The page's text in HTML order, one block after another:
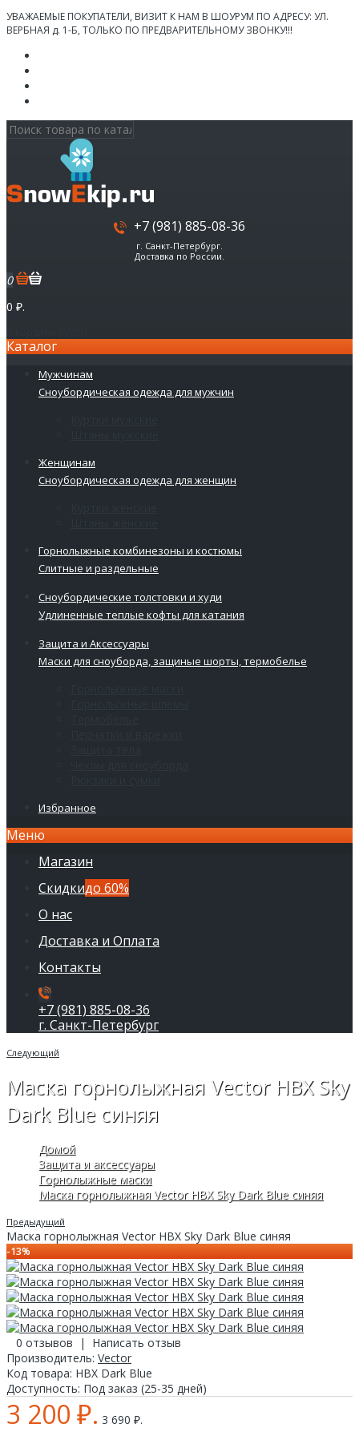
УВАЖАЕМЫЕ ПОКУПАТЕЛИ, ВИЗИТ К НАМ В ШОУРУМ ПО АДРЕСУ: УЛ.
ВЕРБНАЯ д. 1-Б, ТОЛЬКО ПО ПРЕДВАРИТЕЛЬНОМУ ЗВОНКУ!!!
+7 (981) 885-08-36
г. Санкт-Петербург.
Доставка по России.
0
0 ₽.
Каталог
Мужчинам
Сноубордическая одежда для мужчин
Женщинам
Сноубордическая одежда для женщин
Горнолыжные комбинезоны и костюмы
Слитные и раздельные
Сноубордические толстовки и худи
Удлиненные теплые кофты для катания
Защита и Аксессуары
Маски для сноуборда, защиные шорты, термобелье
Избранное
Меню
Магазин
Скидкидо 60%
О нас
Доставка и Оплата
Контакты
+7 (981) 885-08-36
г. Санкт-Петербург
Следующий
Маска горнолыжная Vector HBX Sky
Dark Blue синяя
Домой
Защита и аксессуары
Горнолыжные маски
Маска горнолыжная Vector HBX Sky Dark Blue синяя
Предыдущий
Маска горнолыжная Vector HBX Sky Dark Blue синяя
-13%
0 отзывов | Написать отзыв
Производитель: Vector
Код товара: HBX Dark Blue
Доступность: Под заказ (25-35 дней)
3 200 ₽. 3 690 ₽.